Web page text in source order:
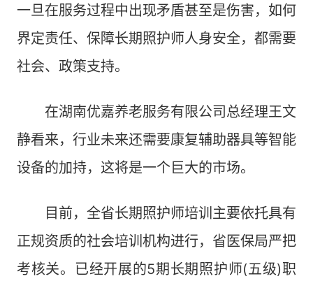
一旦在服务过程中出现矛盾甚至是伤害，如何
界定责任、保障长期照护师人身安全，都需要
社会、政策支持。
在湖南优嘉养老服务有限公司总经理王文
静看来，行业未来还需要康复辅助器具等智能
设备的加持，这将是一个巨大的市场。
目前，全省长期照护师培训主要依托具有
正规资质的社会培训机构进行，省医保局严把
考核关。已经开展的5期长期照护师(五级)职